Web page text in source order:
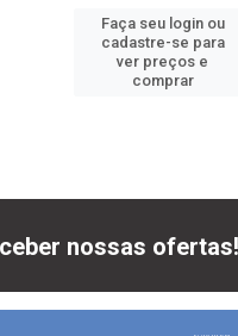
Faça seu login ou
cadastre-se para
ver preços e
comprar
nossas ofertas!